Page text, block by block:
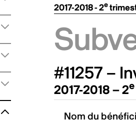
2017-2018 - 2e
#11257 –
2017-2018 – 2e
Nom du